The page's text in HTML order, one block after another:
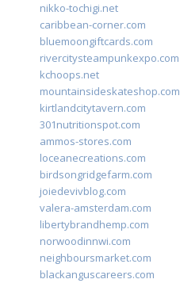
nikko-tochigi.net
caribbean-corner.com
bluemoongiftcards.com
rivercitysteampunkexpo.com
kchoops.net
mountainsideskateshop.com
kirtlandcitytavern.com
301nutritionspot.com
ammos-stores.com
loceanecreations.com
birdsongridgefarm.com
joiedevivblog.com
valera-amsterdam.com
libertybrandhemp.com
norwoodinnwi.com
neighboursmarket.com
blackanguscareers.com